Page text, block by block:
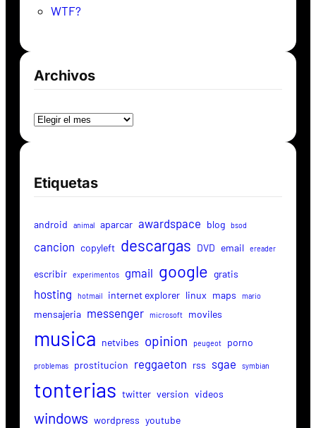
WTF?
Archivos
Etiquetas
android animal aparcar awardspace blog bsod
cancion copyleft descargas DVD email ereader
escribir experimentos gmail google gratis
hosting hotmail internet explorer linux maps mario
mensajeria messenger microsoft moviles
musica netvibes opinion peugeot porno
problemas prostitucion reggaeton rss sgae symbian
tonterias twitter version videos
windows wordpress youtube